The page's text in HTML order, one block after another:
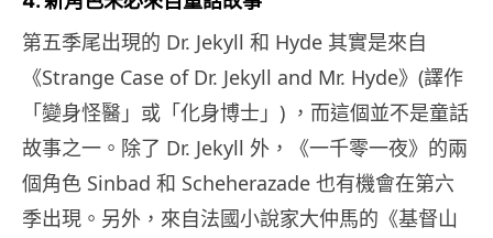
第五季尾出現的 Dr. Jekyll 和 Hyde 其實是來自
《Strange Case of Dr. Jekyll and Mr. Hyde》(譯作
「變身怪醫」或「化身博士」) ，而這個並不是童話
故事之一。除了 Dr. Jekyll 外，《一千零一夜》的兩
個角色 Sinbad 和 Scheherazade 也有機會在第六
季出現。另外，來自法國小說家大仲馬的《基督山